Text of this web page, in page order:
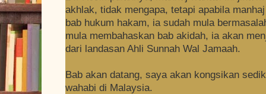
akhlak, tidak mengapa, tetapi apabila
bab hukum hakam, ia sudah mula
mula membahaskan bab akidah, ia akan
dari landasan Ahli Sunnah Wal Jamaah.
Bab akan datang, saya akan kongsikan
wahabi di Malaysia.